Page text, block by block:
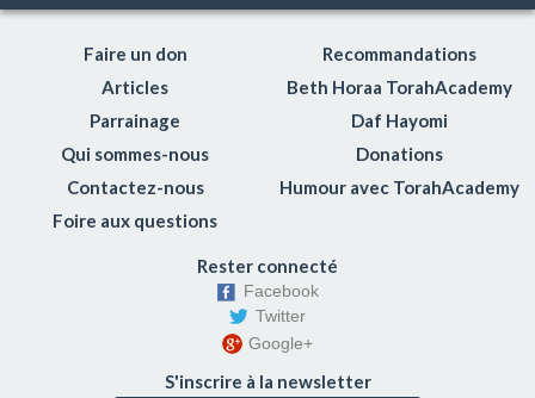
Faire un don
Articles
Parrainage
Qui sommes-nous
Contactez-nous
Foire aux questions
Recommandations
Beth Horaa TorahAcademy
Daf Hayomi
Donations
Humour avec TorahAcademy
Rester connecté
Facebook
Twitter
Google+
S'inscrire à la newsletter